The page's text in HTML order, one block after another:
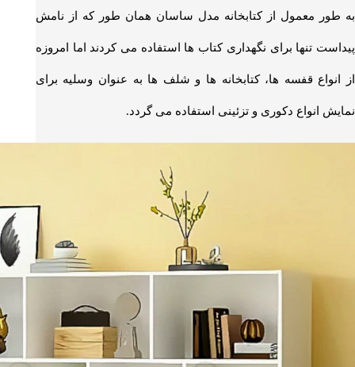
به طور معمول از کتابخانه مدل ساسان همان طور که از نامش
پیداست تنها برای نگهداری کتاب ها استفاده می کردند اما امروزه
از انواع قفسه ها، کتابخانه ها و شلف ها به عنوان وسلیه برای
نمایش انواع دکوری و تزئینی استفاده می گردد.